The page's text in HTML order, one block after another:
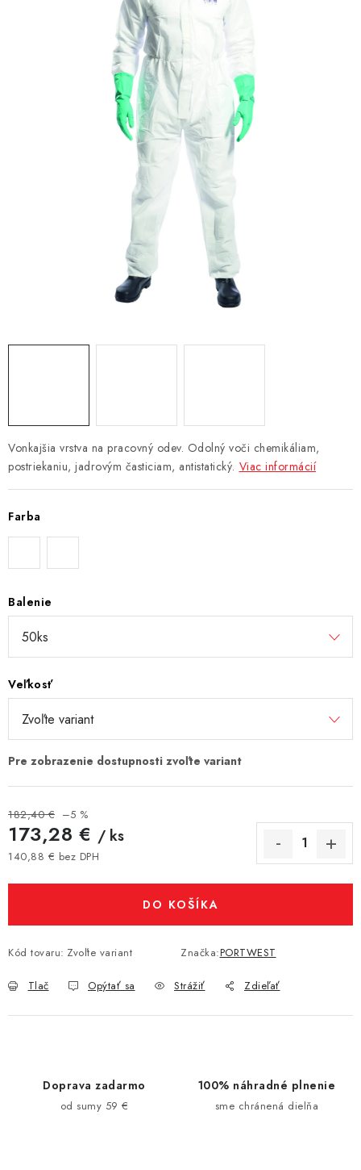
Chránená dielňa
Pre firmy
Doprava, platba a zľavy
Potlač lôg
Formulár na výmenu tovaru
Kto sme
Reklamačný poriadok
Formulár na vrátenie tovaru /odstúpenie od zmluvy
Zásady ochrany osobných údajov
Pravidlá a nastavenia cookies
Moja objednávka
Vonkajšia vrstva na pracovný odev. Odolný voči chemikáliam,
postriekaniu, jadrovým časticiam, antistatický. Viac informácií
Farba
Balenie
Veľkosť
182,40 € –5 %
173,28 € / ks
140,88 € bez DPH
DO KOŠÍKA
Kód tovaru: Zvoľte variant Značka:PORTWEST
Tlač Opýtať sa Strážiť Zdieľať
Doprava zadarmo
od sumy 59 €
100% náhradné plnenie
sme chránená dielňa